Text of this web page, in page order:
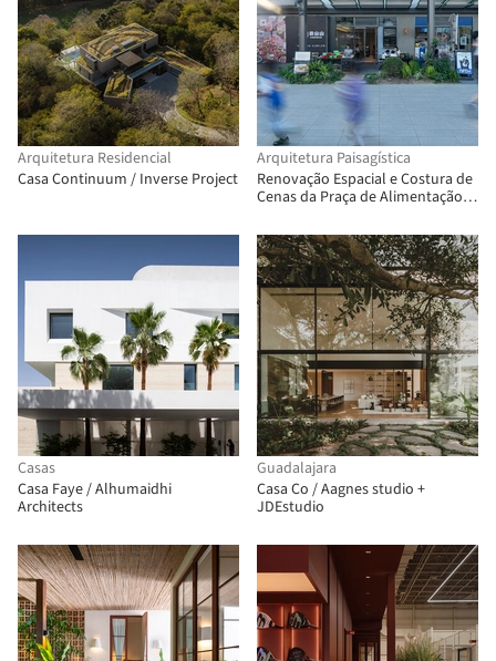
Arquitetura Residencial
Casa Continuum / Inverse Project
Arquitetura Paisagística
Renovação Espacial e Costura de
Cenas da Praça de Alimentação
Casas
Casa Faye / Alhumaidhi
Architects
Guadalajara
Casa Co / Aagnes studio +
JDEstudio